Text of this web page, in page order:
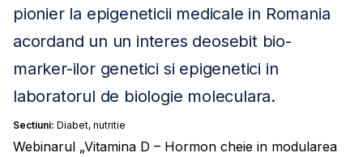
pionier la epigeneticii medicale in Romania
acordand un un interes deosebit bio-
marker-ilor genetici si epigenetici in
laboratorul de biologie moleculara.
Sectiuni: Diabet, nutritie
Webinarul „Vitamina D – Hormon cheie in modularea